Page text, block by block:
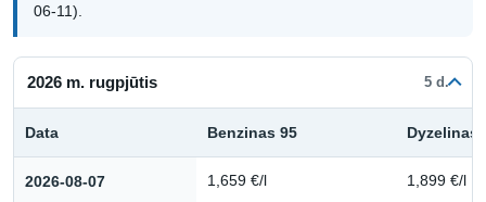
06-11).
2026 m. rugpjūtis 5 d.
Data Benzinas 95 Dyzelinas
2026-08-07 1,659 €/l 1,899 €/l